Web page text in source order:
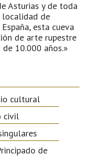
Asturias y de toda
localidad de
esta cueva
de arte rupestre
10.000 años.»
cultural
civil
de